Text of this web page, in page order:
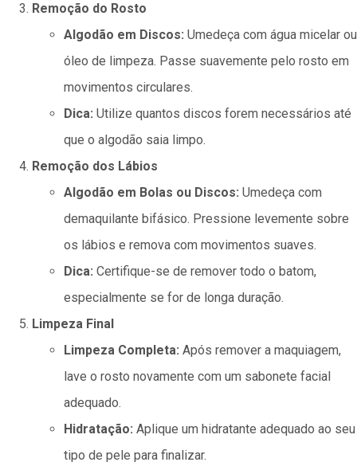
Remoção do Rosto
Algodão em Discos: Umedeça com água micelar ou
óleo de limpeza. Passe suavemente pelo rosto em
movimentos circulares.
Dica: Utilize quantos discos forem necessários até
que o algodão saia limpo.
Remoção dos Lábios
Algodão em Bolas ou Discos: Umedeça com
demaquilante bifásico. Pressione levemente sobre
os lábios e remova com movimentos suaves.
Dica: Certifique-se de remover todo o batom,
especialmente se for de longa duração.
Limpeza Final
Limpeza Completa: Após remover a maquiagem,
lave o rosto novamente com um sabonete facial
adequado.
Hidratação: Aplique um hidratante adequado ao seu
tipo de pele para finalizar.